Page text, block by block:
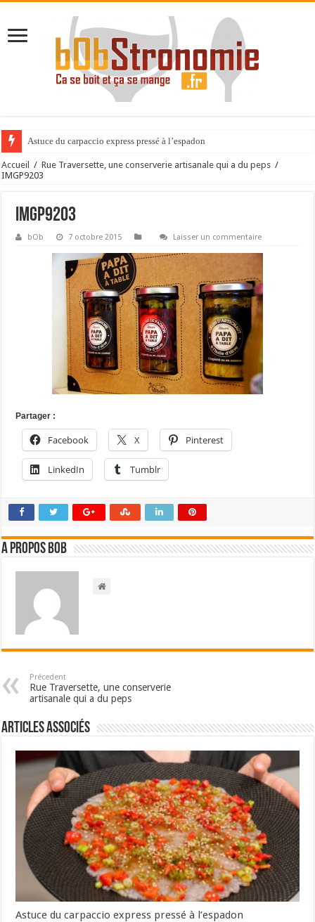
Astuce du carpaccio express pressé à l’espadon
Accueil / Rue Traversette, une conserverie artisanale qui a du peps /
IMGP9203
IMGP9203
bOb 7 octobre 2015 Laisser un commentaire
Partager :
Facebook X Pinterest
LinkedIn Tumblr
A propos bOb
Précedent
Rue Traversette, une conserverie
artisanale qui a du peps
Articles associés
Astuce du carpaccio express pressé à l’espadon